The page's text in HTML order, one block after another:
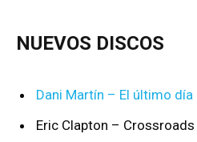
NUEVOS DISCOS
Dani Martín – El último
Eric Clapton –